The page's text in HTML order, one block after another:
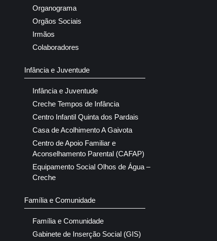
Organograma
Orgãos Sociais
Irmãos
Colaboradores
Infância e Juventude
Infância e Juventude
Creche Tempos de Infância
Centro Infantil Quinta dos Pardais
Casa de Acolhimento A Gaivota
Centro de Apoio Familiar e
Aconselhamento Parental (CAFAP)
Equipamento Social Olhos de Água –
Creche
Família e Comunidade
Família e Comunidade
Gabinete de Inserção Social (GIS)